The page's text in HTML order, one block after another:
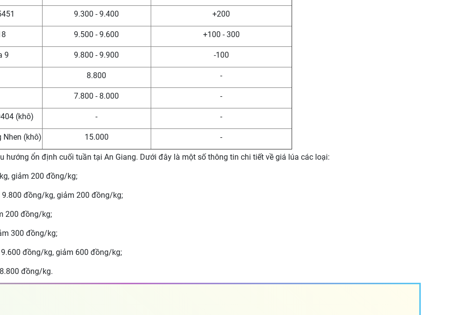
9.300 - 9.400 +200
9.500 - 9.600 +100 - 300
9 9.800 - 9.900 -100
8.800 -
7.800 - 8.000 -
(khô) - -
Nhen (khô) 15.000 -
hướng ổn định cuối tuần tại An Giang. Dưới đây là một số thông tin chi tiết về giá lúa các loại:
giảm 200 đồng/kg;
đồng/kg, giảm 200 đồng/kg;
200 đồng/kg;
300 đồng/kg;
đồng/kg, giảm 600 đồng/kg;
đồng/kg.